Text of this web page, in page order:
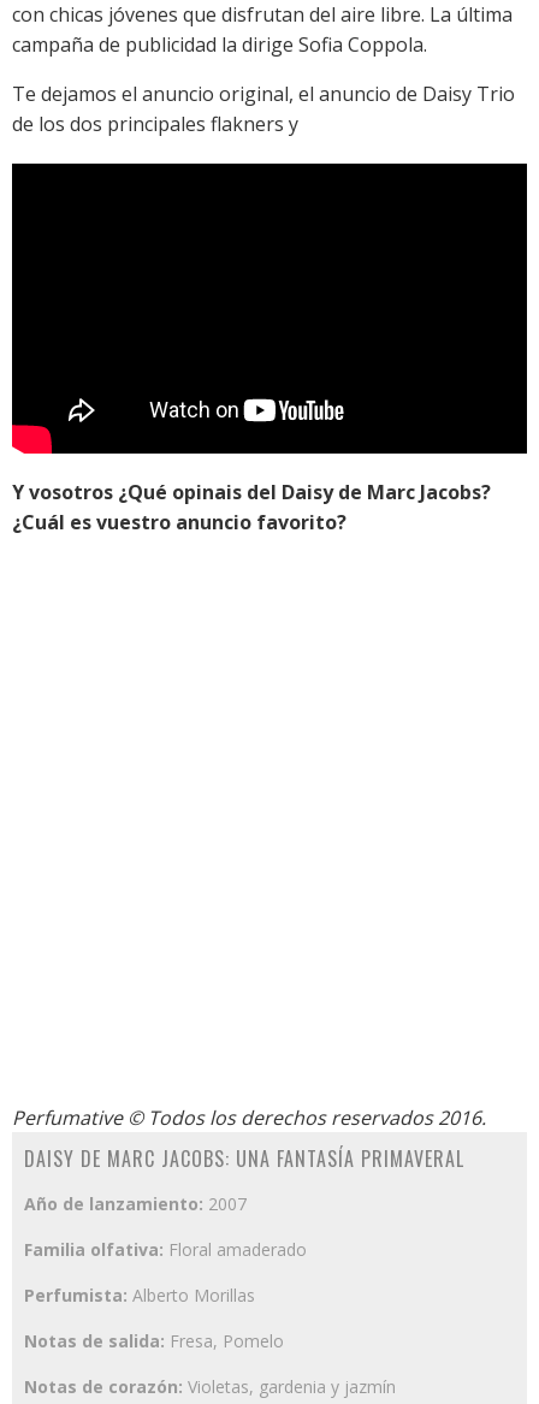
con chicas jóvenes que disfrutan del aire libre. La última
campaña de publicidad la dirige Sofia Coppola.
Te dejamos el anuncio original, el anuncio de Daisy Trio
de los dos principales flakners y
Y vosotros ¿Qué opinais del Daisy de Marc Jacobs?
¿Cuál es vuestro anuncio favorito?
Perfumative© Todos los derechos reservados 2016.
DAISY DE MARC JACOBS: UNA FANTASÍA PRIMAVERAL
Año de lanzamiento: 2007
Familia olfativa: Floral amaderado
Perfumista: Alberto Morillas
Notas de salida: Fresa, Pomelo
Notas de corazón: Violetas, gardenia y jazmín